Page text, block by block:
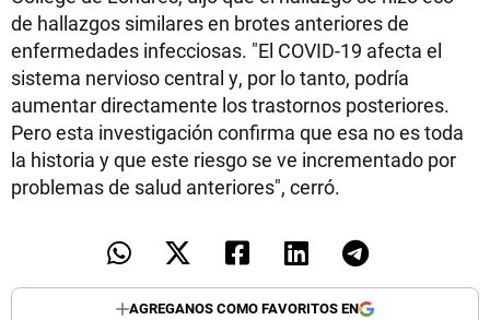
de hallazgos similares en brotes anteriores de
enfermedades infecciosas. "El COVID-19 afecta el
sistema nervioso central y, por lo tanto, podría
aumentar directamente los trastornos posteriores.
Pero esta investigación confirma que esa no es toda
la historia y que este riesgo se ve incrementado por
problemas de salud anteriores", cerró.
AGREGANOS COMO FAVORITOS EN